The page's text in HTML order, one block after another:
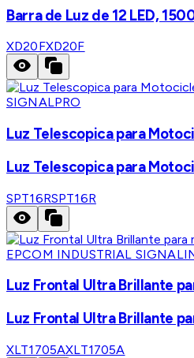
Barra de Luz de 12 LED,
XD20FXD20F
SIGNALPRO
Luz Telescopica para
Luz Telescopica para
SPT16RSPT16R
EPCOM INDUSTRIAL
Luz Frontal Ultra Brillante
Luz Frontal Ultra Brillante
XLT1705AXLT1705A